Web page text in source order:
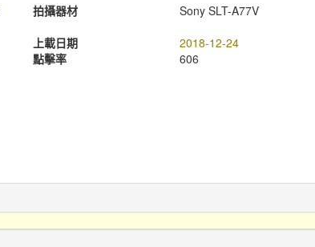
拍攝器材
Sony SLT-A77V
上載日期
2018-12-24
點擊率
606